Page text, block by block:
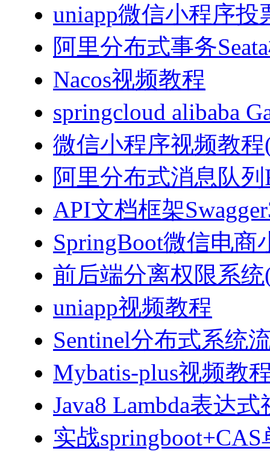
uniapp微信小程序投
阿里分布式事务
Nacos视频教程
springcloud alibaba
微信小程序视频教程
阿里分布式消息队
API文档框架
SpringBoot微信电商
前后端分离权限系统
uniapp视频教程
Sentinel分布式系统
Mybatis-plus视频教
Java8 Lambda表达
实战